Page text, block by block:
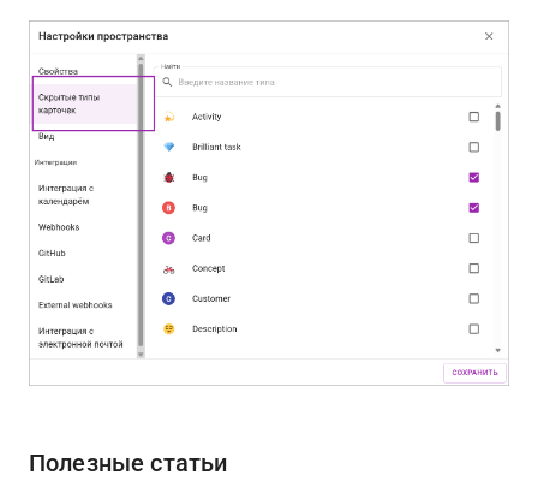
Полезные статьи